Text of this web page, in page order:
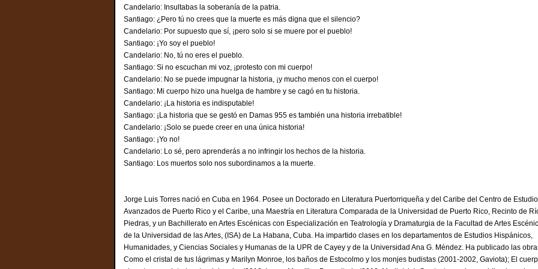
Candelario: Insultabas la soberanía de la patria.
Santiago: ¿Pero tú no crees que la muerte es más digna que el silencio?
Candelario: Por supuesto que sí, ¡pero solo si se muere por el pueblo!
Santiago: ¡Yo soy el pueblo!
Candelario: No, tú no eres el pueblo.
Santiago: Si no escuchan mi voz, ¡protesto con mi cuerpo!
Candelario: No se puede impugnar la historia, ¡y mucho menos con el cuerpo!
Santiago: Mi cuerpo hizo una huelga de hambre y se cagó en tu historia.
Candelario: ¡La historia es indisputable!
Santiago: ¡La historia que se gestó en Damas 955 es también una historia irrebatible!
Candelario: ¡Solo se puede creer en una única historia!
Santiago: ¡Yo no!
Candelario: Lo sé, pero aprenderás a no infringir los hechos de la historia.
Santiago: Los muertos solo nos subordinamos a la muerte.
Jorge Luis Torres nació en Cuba en 1964. Posee un Doctorado en Literatura Puertorriqueña y del Caribe del Centro de
Avanzados de Puerto Rico y el Caribe, una Maestría en Literatura Comparada de la Universidad de Puerto Rico, Recinto de
Piedras, y un Bachillerato en Artes Escénicas con Especialización en Teatrología y Dramaturgia de la Facultad de Artes
de la Universidad de las Artes, (ISA) de La Habana, Cuba. Ha impartido clases en los departamentos de Estudios Hispánicos,
Humanidades, y Ciencias Sociales y Humanas de la UPR de Cayey y de la Universidad Ana G. Méndez. Ha publicado las
Como el cristal de tus lágrimas y Marilyn Monroe, los baños de Estocolmo y los monjes budistas (2001-2002, Gaviota); El